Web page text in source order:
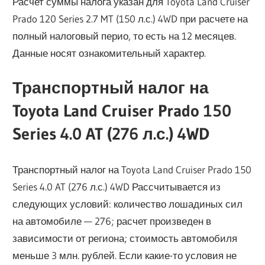
Prado 120 Series 2.7 MT (150 л.с.) 4WD при расчете на
полный налоговый перио, то есть на 12 месяцев.
Данные носят ознакомительный характер.
Транспортный налог на
Toyota Land Cruiser Prado 150
Series 4.0 AT (276 л.с.) 4WD
Транспортный налог на Toyota Land Cruiser Prado 150
Series 4.0 AT (276 л.с.) 4WD Рассчитывается из
следующих условий: количество лошадиных сил
на автомобиле — 276; расчет произведен в
зависимости от региона; стоимость автомобиля
меньше 3 млн. рублей. Если какие-то условия не